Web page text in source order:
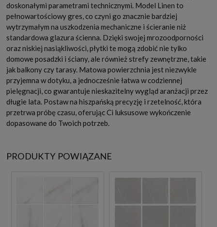
doskonałymi parametrami technicznymi. Model Linen to
pełnowartościowy gres, co czyni go znacznie bardziej
wytrzymałym na uszkodzenia mechaniczne i ścieranie niż
standardowa glazura ścienna. Dzięki swojej mrozoodporności
oraz niskiej nasiąkliwości, płytki te mogą zdobić nie tylko
domowe posadzki i ściany, ale również strefy zewnętrzne, takie
jak balkony czy tarasy. Matowa powierzchnia jest niezwykle
przyjemna w dotyku, a jednocześnie łatwa w codziennej
pielęgnacji, co gwarantuje nieskazitelny wygląd aranżacji przez
długie lata. Postaw na hiszpańską precyzję i rzetelność, która
przetrwa próbę czasu, oferując Ci luksusowe wykończenie
dopasowane do Twoich potrzeb.
PRODUKTY POWIĄZANE